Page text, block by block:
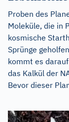
Proben des
Moleküle, die in
kosmische
Sprünge
kommt es
das Kalkül der
Bevor dieser